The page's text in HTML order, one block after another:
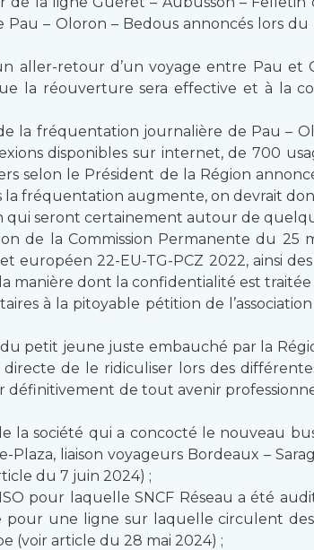
– Oloron – Bedous annoncés lors
aller-retour d’un voyage entre Pau et
la réouverture sera effective et à la
la fréquentation journalière de Pau –
disponibles sur internet, de 700
selon le Président de la Région
la fréquentation augmente, on devrait
seront certainement autour de
de la Commission Permanente du 25
européen 22-EU-TG-PCZ 2022, ainsi
manière dont la confidentialité est
à la pitoyable pétition de
petit jeune juste embauché par la
de le ridiculiser lors des
de tout avenir
la société qui a concocté le nouveau
liaison voyageurs Bordeaux –
du 7 juin 2024) ;
pour laquelle SNCF Réseau a été
une ligne sur laquelle circulent
(voir article du 28 mai 2024) ;